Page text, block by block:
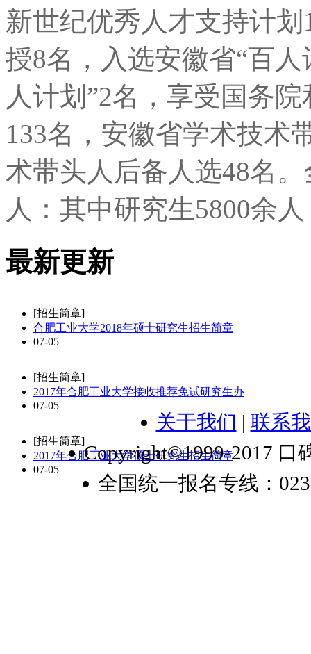
新世纪优秀人才支持计
授8名，入选安徽省“百
人计划”2名，享受国务
133名，安徽省学术技术
术带头人后备人选48名
人：其中研究生5800余
最新更新
[招生简章]
合肥工业大学2018年硕士研究生招生简章
07-05
[招生简章]
2017年合肥工业大学接收推荐免试研究生办
07-05
[招生简章]
2017年合肥工业大学硕士研究生招生简章
07-05
关于我们 | 联系
Copyright©1999-2017 口
全国统一报名专线：